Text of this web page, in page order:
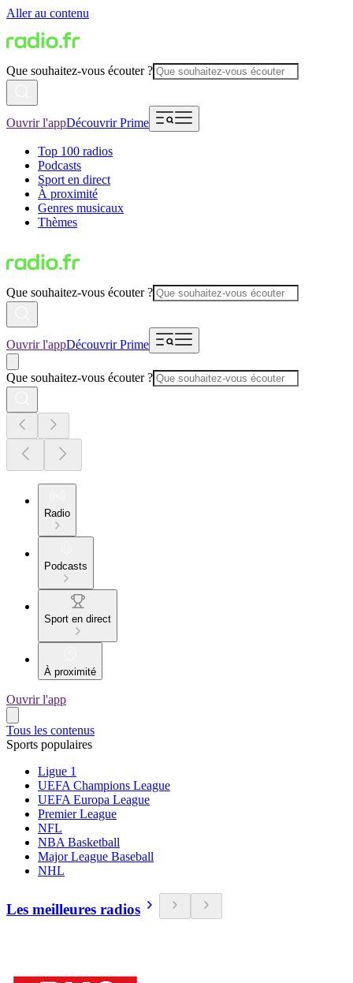
Aller au contenu
Que souhaitez-vous écouter ?
Ouvrir l'appDécouvrir Prime
Top 100 radios
Podcasts
Sport en direct
À proximité
Genres musicaux
Thèmes
Que souhaitez-vous écouter ?
Ouvrir l'appDécouvrir Prime
Que souhaitez-vous écouter ?
Radio
Podcasts
Sport en direct
À proximité
Ouvrir l'app
Tous les contenus
Sports populaires
Ligue 1
UEFA Champions League
UEFA Europa League
Premier League
NFL
NBA Basketball
Major League Baseball
NHL
Les meilleures radios